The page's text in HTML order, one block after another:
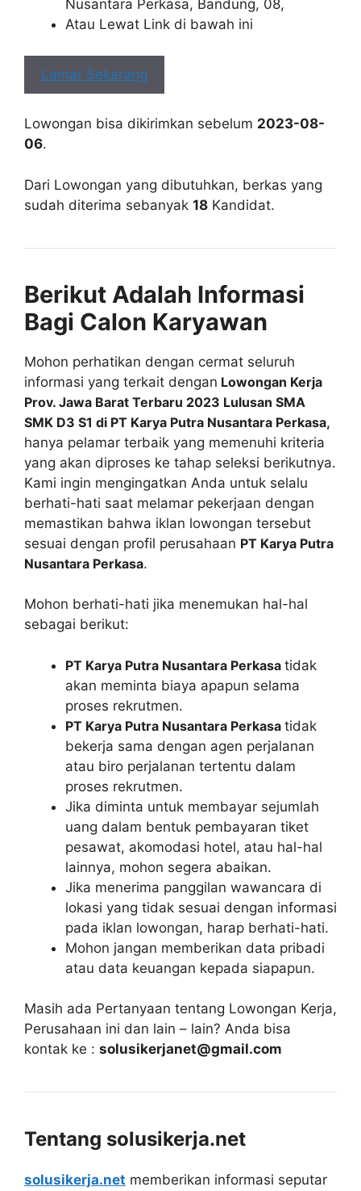
Nusantara Perkasa, Bandung, 08,
Atau Lewat Link di bawah ini
Lamar Sekarang
Lowongan bisa dikirimkan sebelum 2023-08-
06.
Dari Lowongan yang dibutuhkan, berkas yang
sudah diterima sebanyak 18 Kandidat.
Berikut Adalah Informasi
Bagi Calon Karyawan
Mohon perhatikan dengan cermat seluruh
informasi yang terkait dengan Lowongan Kerja
Prov. Jawa Barat Terbaru 2023 Lulusan SMA
SMK D3 S1 di PT Karya Putra Nusantara Perkasa,
hanya pelamar terbaik yang memenuhi kriteria
yang akan diproses ke tahap seleksi berikutnya.
Kami ingin mengingatkan Anda untuk selalu
berhati-hati saat melamar pekerjaan dengan
memastikan bahwa iklan lowongan tersebut
sesuai dengan profil perusahaan PT Karya Putra
Nusantara Perkasa.
Mohon berhati-hati jika menemukan hal-hal
sebagai berikut:
PT Karya Putra Nusantara Perkasa tidak
akan meminta biaya apapun selama
proses rekrutmen.
PT Karya Putra Nusantara Perkasa tidak
bekerja sama dengan agen perjalanan
atau biro perjalanan tertentu dalam
proses rekrutmen.
Jika diminta untuk membayar sejumlah
uang dalam bentuk pembayaran tiket
pesawat, akomodasi hotel, atau hal-hal
lainnya, mohon segera abaikan.
Jika menerima panggilan wawancara di
lokasi yang tidak sesuai dengan informasi
pada iklan lowongan, harap berhati-hati.
Mohon jangan memberikan data pribadi
atau data keuangan kepada siapapun.
Masih ada Pertanyaan tentang Lowongan Kerja,
Perusahaan ini dan lain – lain? Anda bisa
kontak ke : solusikerjanet@gmail.com
Tentang solusikerja.net
solusikerja.net memberikan informasi seputar